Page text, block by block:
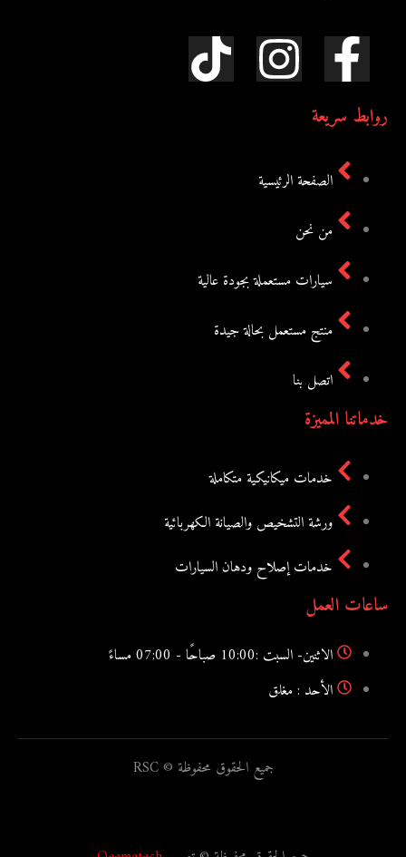
روابط سريعة
الصفحة الرئيسية
من نحن
سيارات مستعملة بجودة عالية
منتج مستعمل بحالة جيدة
اتصل بنا
خدماتنا المميزة
خدمات ميكانيكية متكاملة
ورشة التشخيص والصيانة الكهربائية
خدمات إصلاح ودهان السيارات
ساعات العمل
الاثنين- السبت :10:00 صباحًا - 07:00 مساءً
الأحد : مغلق
جميع الحقوق محفوظة © RSC